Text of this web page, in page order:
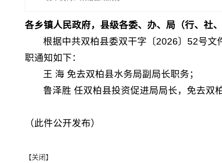
各乡镇人民政府，县级各委、办、局（行、社
根据中共双柏县委双干字〔2026〕52号
职通知如下：
王 海 免去双柏县水务局副局长职务；
鲁泽胜 任双柏县投资促进局局长，免去双
（此件公开发布）
【关闭】